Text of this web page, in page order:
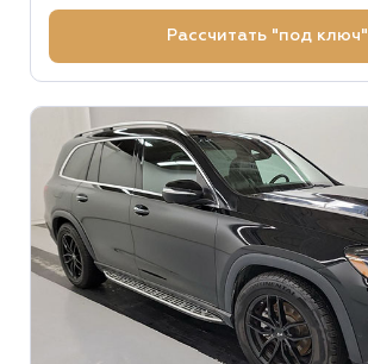
Рассчитать "под ключ"